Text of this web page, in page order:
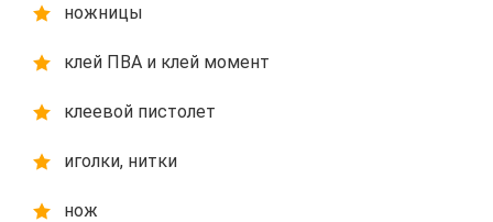
ножницы
клей ПВА и клей момент
клеевой пистолет
иголки, нитки
нож